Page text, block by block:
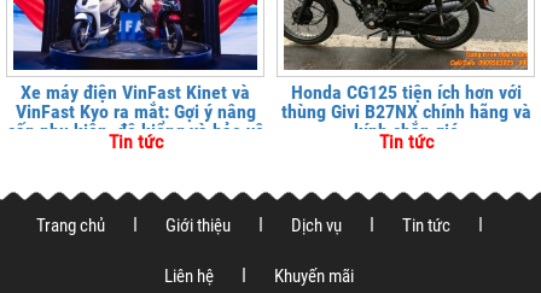
Xe máy điện VinFast Kinet và
VinFast Kyo ra mắt: Gợi ý nâng
cấp phụ kiện, độ kiểng và bảo vệ
xe tại
Tin tức
Honda CG125 tiện ích hơn với
thùng Givi B27NX chính hãng và
kính chắn gió
Tin tức
Trang chủ Giới thiệu Dịch vụ Tin tức
Liên hệ Khuyến mãi